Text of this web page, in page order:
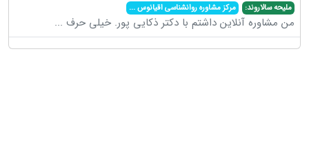
ملیحه سالاروند: مرکز مشاوره روانشناسی اقیانوس...
من مشاوره آنلاین داشتم با دکتر ذکایی پور. خیلی حرف ...